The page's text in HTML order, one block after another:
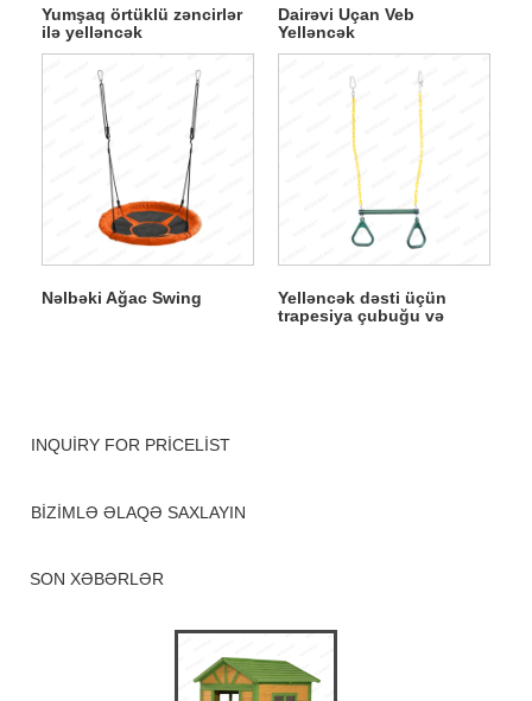
Yumşaq örtüklü zəncirlər
ilə yelləncək
Dairəvi Uçan Veb
Yelləncək
Nəlbəki Ağac Swing
Yelləncək dəsti üçün
trapesiya çubuğu və
INQUIRY FOR PRICELIST
BIZIMLƏ ƏLAQƏ SAXLAYIN
SON XƏBƏRLƏR